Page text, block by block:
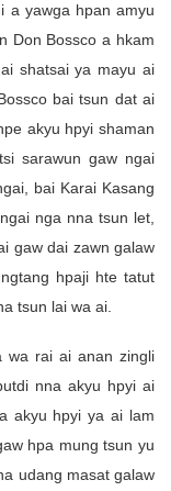
a yawga hpan amyu
Don Bossco a hkam
shatsai ya mayu ai
bai tsun dat ai
akyu hpyi shaman
sarawun gaw ngai
bai Karai Kasang
nga nna tsun let,
gaw dai zawn galaw
hpaji hte tatut
tsun lai wa ai.
wa rai ai anan zingli
nna akyu hpyi ai
akyu hpyi ya ai lam
hpa mung tsun yu
udang masat galaw